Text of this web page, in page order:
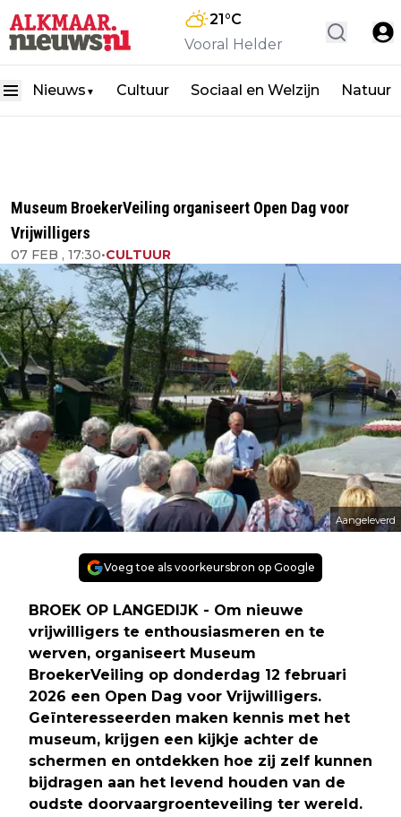
21°C
Vooral Helder
Nieuws ▼ Cultuur Sociaal en Welzijn Natuur
Museum BroekerVeiling organiseert Open Dag voor
Vrijwilligers
07 FEB , 17:30•CULTUUR
Aangeleverd
Voeg toe als voorkeursbron op Google
BROEK OP LANGEDIJK - Om nieuwe
vrijwilligers te enthousiasmeren en te
werven, organiseert Museum
BroekerVeiling op donderdag 12 februari
2026 een Open Dag voor Vrijwilligers.
Geïnteresseerden maken kennis met het
museum, krijgen een kijkje achter de
schermen en ontdekken hoe zij zelf kunnen
bijdragen aan het levend houden van de
oudste doorvaargroenteveiling ter wereld.